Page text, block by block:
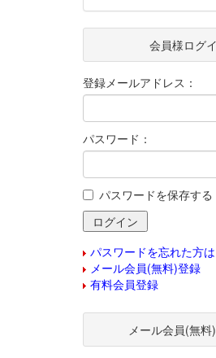
会員様ログ
登録メールアドレス：
パスワード：
パスワードを保存する
パスワードを忘れた方
メール会員(無料)登録
有料会員登録
メール会員(無料